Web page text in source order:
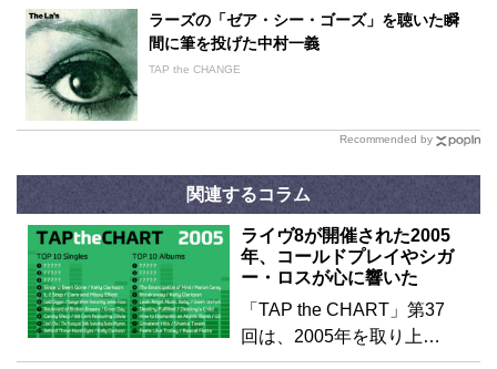
ラーズの「ゼア・シー・ゴーズ」を聴いた瞬
間に筆を投げた中村一義
TAP the CHANGE
Recommended by
関連するコラム
ライヴ8が開催された2005
年、コールドプレイやシガ
ー・ロスが心に響いた
「TAP the CHART」第37
回は、2005年を取り上…